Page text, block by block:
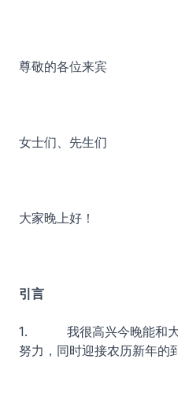
尊敬的各位来宾
女士们、先生们
大家晚上好！
引言
1. 我很高兴今晚能和大
努力，同时迎接农历新年的